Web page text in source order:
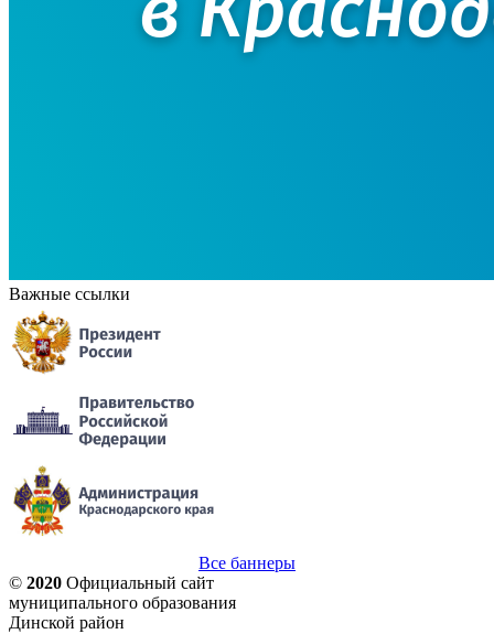
Важные ссылки
Все баннеры
© 2020 Официальный сайт
муниципального образования
Динской район